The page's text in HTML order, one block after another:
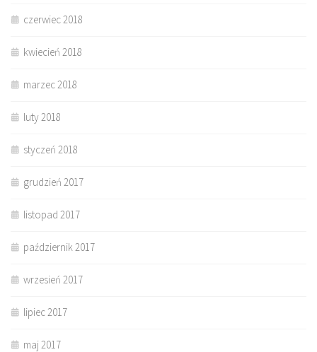
czerwiec 2018
kwiecień 2018
marzec 2018
luty 2018
styczeń 2018
grudzień 2017
listopad 2017
październik 2017
wrzesień 2017
lipiec 2017
maj 2017